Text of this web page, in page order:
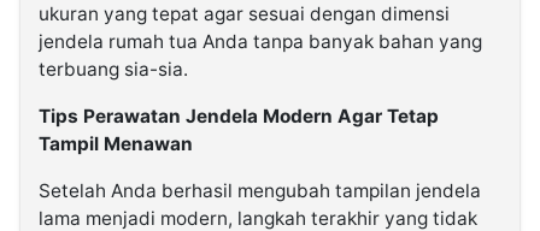
ukuran yang tepat agar sesuai dengan dimensi
jendela rumah tua Anda tanpa banyak bahan yang
terbuang sia-sia.
Tips Perawatan Jendela Modern Agar Tetap
Tampil Menawan
Setelah Anda berhasil mengubah tampilan jendela
lama menjadi modern, langkah terakhir yang tidak